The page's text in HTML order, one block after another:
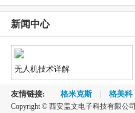
新闻中心
无人机技术详解
2018《蓝牙市场最新资讯》
友情链接: 格米克斯 格美科
Copyright © 西安盖文电子科技有限公司